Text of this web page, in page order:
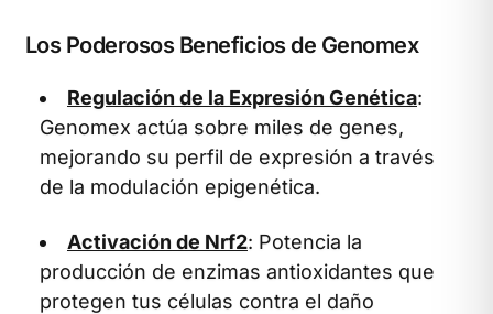
Los Poderosos Beneficios de Genomex
Regulación de la Expresión Genética:
Genomex actúa sobre miles de genes,
mejorando su perfil de expresión a través
de la modulación epigenética.
Activación de Nrf2: Potencia la
producción de enzimas antioxidantes que
protegen tus células contra el daño